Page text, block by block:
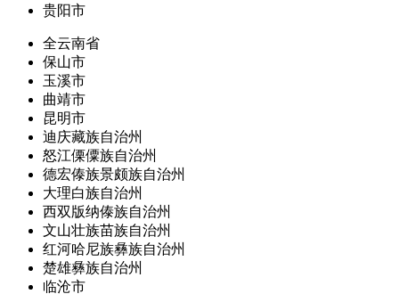
贵阳市
全云南省
保山市
玉溪市
曲靖市
昆明市
迪庆藏族自治州
怒江傈僳族自治州
德宏傣族景颇族自治州
大理白族自治州
西双版纳傣族自治州
文山壮族苗族自治州
红河哈尼族彝族自治州
楚雄彝族自治州
临沧市